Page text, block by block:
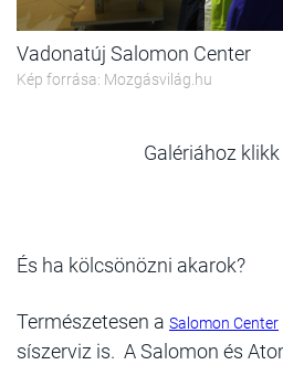
Vadonatúj Salomon Center
Kép forrása: Mozgásvilág.hu
Galériához klikk
És ha kölcsönözni akarok?
Természetesen a Salomon Center
síszerviz is. A Salomon és